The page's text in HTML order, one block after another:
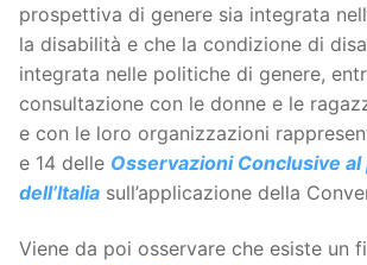
prospettiva di genere sia integrata
la disabilità e che la condizione di
integrata nelle politiche di genere,
consultazione con le donne e le
e con le loro organizzazioni
e 14 delle Osservazioni Conclusive
dell’Italia sull’applicazione della
Viene da poi osservare che esiste un